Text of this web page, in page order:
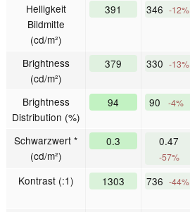
Helligkeit
Bildmitte
(cd/m²)
391 346 -12%
Brightness
(cd/m²)
379 330 -13%
Brightness
Distribution (%)
94 90 -4%
Schwarzwert *
(cd/m²)
0.3 0.47
-57%
Kontrast (:1) 1303 736 -44%